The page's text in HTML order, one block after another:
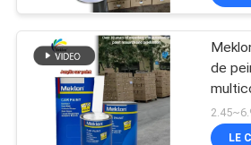
de
LE